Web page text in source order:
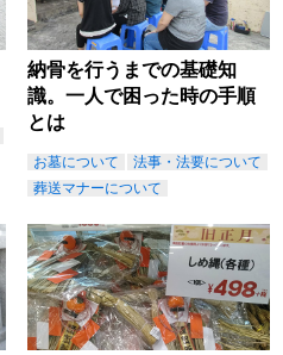
納骨を行うまでの基礎知
識。一人で困った時の手順
とは
お墓について
法事・法要について
葬送マナーについて